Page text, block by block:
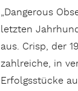
„Dangerous
letzten
aus. Crisp, der
zahlreiche, in
Erfolgsstücke